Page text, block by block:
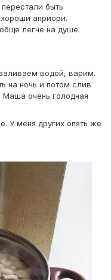
быть
априори.
легче на душе.
водой, варим.
на ночь и потом слив
Маша очень голодная
У меня других опять же